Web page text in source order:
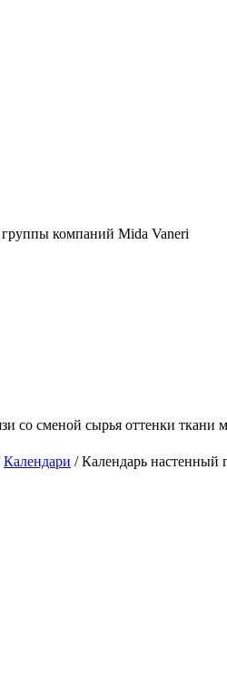
компаний Mida Vaneri
со сменой сырья оттенки ткани
С
Календари /Календарь настенный